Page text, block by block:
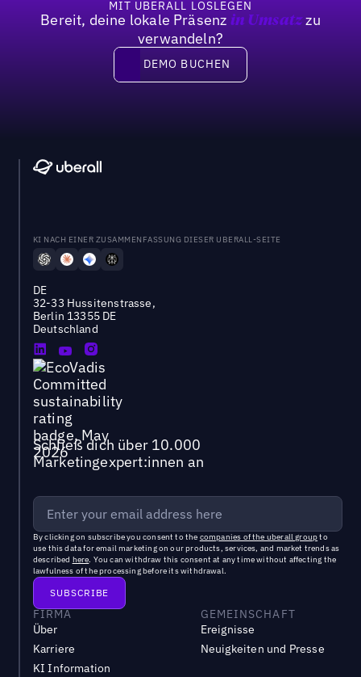
MIT UBERALL LOSLEGEN
Bereit, deine lokale Präsenz in Umsatzzu
verwandeln?
DEMO BUCHEN
DEMO BUCHEN
KI NACH EINER ZUSAMMENFASSUNG DIESER UBERALL-SEITE
DE
32-33 Hussitenstrasse,
Berlin 13355 DE
Deutschland
Schließ dich über 10.000
Marketingexpert:innen an
By clicking on subscribe you consent to the companies of the uberall groupto
use this data for email marketing on our products, services, and market trends as
described here. You can withdraw this consent at any time without affecting the
lawfulness of the processing before its withdrawal.
FIRMA
Über
Karriere
KI Information
GEMEINSCHAFT
Ereignisse
Neuigkeiten und Presse